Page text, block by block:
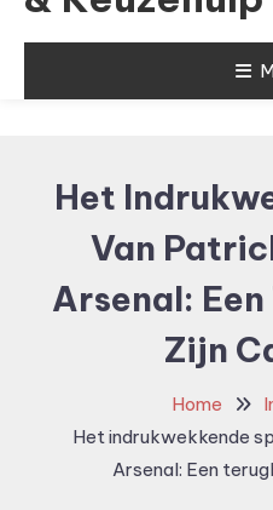
Het
Van
Arsenal:
Zijn
Home
Het indrukwekkende
Arsenal: Een